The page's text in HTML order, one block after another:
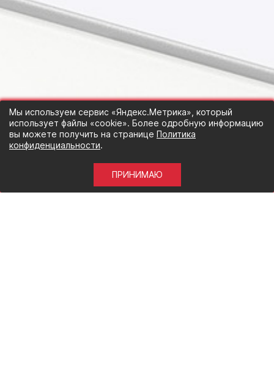
Мы используем сервис «Яндекс.Метрика», который
использует файлы «cookie». Более одробную информацию
вы можете получить на странице Политика
конфиденциальности.
ПРИНИМАЮ